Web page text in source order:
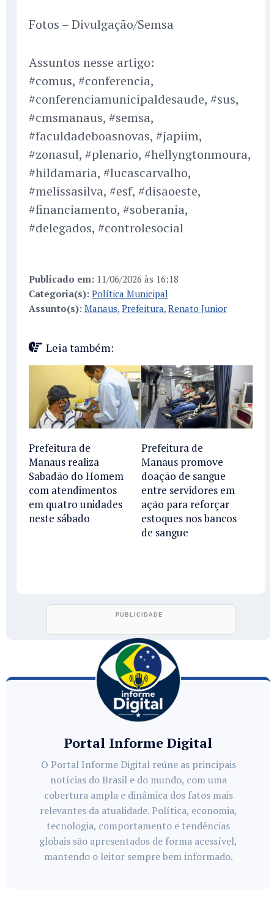
Fotos – Divulgação/Semsa
Assuntos nesse artigo:
#comus, #conferencia,
#conferenciamunicipaldesaude, #sus,
#cmsmanaus, #semsa,
#faculdadeboasnovas, #japiim,
#zonasul, #plenario, #hellyngtonmoura,
#hildamaria, #lucascarvalho,
#melissasilva, #esf, #disaoeste,
#financiamento, #soberania,
#delegados, #controlesocial
Publicado em: 11/06/2026 às 16:18
Categoria(s): Política Municipal
Assunto(s): Manaus, Prefeitura, Renato Junior
Leia também:
Prefeitura de
Manaus realiza
Sabadão do Homem
com atendimentos
em quatro unidades
neste sábado
Prefeitura de
Manaus promove
doação de sangue
entre servidores em
ação para reforçar
estoques nos bancos
de sangue
Portal Informe Digital
O Portal Informe Digital reúne as principais
notícias do Brasil e do mundo, com uma
cobertura ampla e dinâmica dos fatos mais
relevantes da atualidade. Política, economia,
tecnologia, comportamento e tendências
globais são apresentados de forma acessível,
mantendo o leitor sempre bem informado.